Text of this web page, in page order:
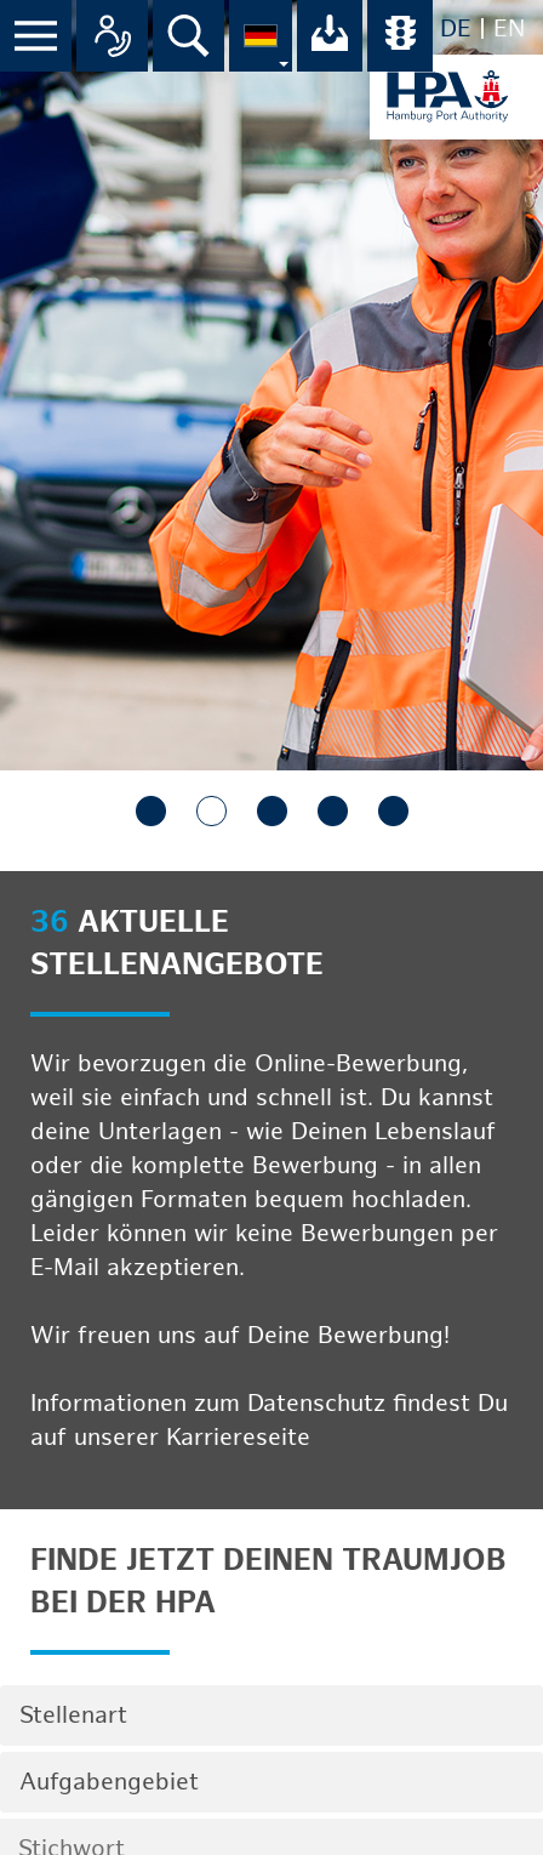
DE EN
Suche Ihr Download-
36 AKTUELLE
STELLENANGEBOTE
Wir bevorzugen die Online-Bewerbung,
weil sie einfach und schnell ist. Du kannst
deine Unterlagen - wie Deinen Lebenslauf
oder die komplette Bewerbung - in allen
gängigen Formaten bequem hochladen.
Leider können wir keine Bewerbungen per
E-Mail akzeptieren.
Wir freuen uns auf Deine Bewerbung!
Informationen zum Datenschutz findest Du
auf unserer Karriereseite
FINDE JETZT DEINEN TRAUMJOB
BEI DER HPA
Stellenart
Aufgabengebiet